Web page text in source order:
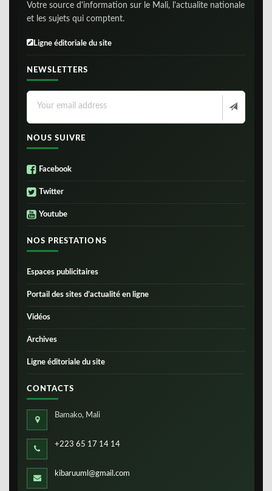
Votre source d'information sur le Mali, l'actualite nationale
et les sujets qui comptent.
Ligne éditoriale du site
NEWSLETTERS
NOUS SUIVRE
Facebook
Twitter
Youtube
NOS PRESTATIONS
Espaces publicitaires
Portail des sites d’actualité en ligne
Vidéos
Archives
Ligne éditoriale du site
CONTACTS
Bamako, Mali
+223 65 17 14 14
kibaruuml@gmail.com